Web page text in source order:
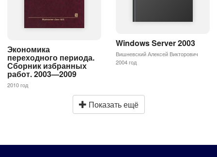
Экономика
переходного периода.
Сборник избранных
работ. 2003—2009
2010 год
Windows Server 2003
Вишневский Алексей Викторович
2004 год
Показать ещё